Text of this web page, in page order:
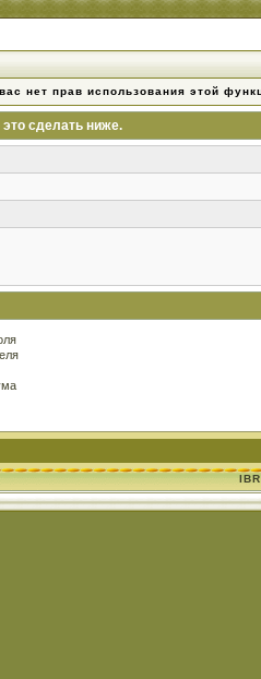
нет прав использования этой
сделать ниже.